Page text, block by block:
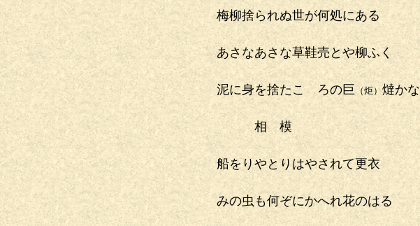
梅柳捨られぬ世が何処にある
あさなあさな草鞋売とや柳ふく
泥に身を捨たこゝろの巨 （炬）燵かな
相 模
船をりやとりはやされて更衣
みの虫も何ぞにかへれ花のはる